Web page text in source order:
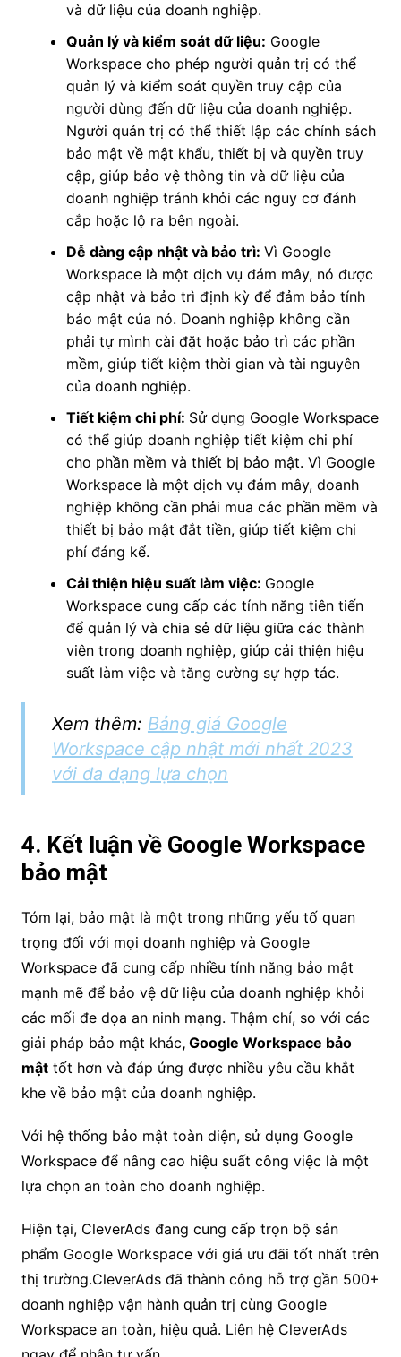
và dữ liệu của doanh nghiệp.
Quản lý và kiểm soát dữ liệu: Google
Workspace cho phép người quản trị có thể
quản lý và kiểm soát quyền truy cập của
người dùng đến dữ liệu của doanh nghiệp.
Người quản trị có thể thiết lập các chính sách
bảo mật về mật khẩu, thiết bị và quyền truy
cập, giúp bảo vệ thông tin và dữ liệu của
doanh nghiệp tránh khỏi các nguy cơ đánh
cắp hoặc lộ ra bên ngoài.
Dễ dàng cập nhật và bảo trì: Vì Google
Workspace là một dịch vụ đám mây, nó được
cập nhật và bảo trì định kỳ để đảm bảo tính
bảo mật của nó. Doanh nghiệp không cần
phải tự mình cài đặt hoặc bảo trì các phần
mềm, giúp tiết kiệm thời gian và tài nguyên
của doanh nghiệp.
Tiết kiệm chi phí: Sử dụng Google Workspace
có thể giúp doanh nghiệp tiết kiệm chi phí
cho phần mềm và thiết bị bảo mật. Vì Google
Workspace là một dịch vụ đám mây, doanh
nghiệp không cần phải mua các phần mềm và
thiết bị bảo mật đắt tiền, giúp tiết kiệm chi
phí đáng kể.
Cải thiện hiệu suất làm việc: Google
Workspace cung cấp các tính năng tiên tiến
để quản lý và chia sẻ dữ liệu giữa các thành
viên trong doanh nghiệp, giúp cải thiện hiệu
suất làm việc và tăng cường sự hợp tác.
Xem thêm: Bảng giá Google
Workspace cập nhật mới nhất 2023
với đa dạng lựa chọn
4. Kết luận về Google Workspace
bảo mật
Tóm lại, bảo mật là một trong những yếu tố quan
trọng đối với mọi doanh nghiệp và Google
Workspace đã cung cấp nhiều tính năng bảo mật
mạnh mẽ để bảo vệ dữ liệu của doanh nghiệp khỏi
các mối đe dọa an ninh mạng. Thậm chí, so với các
giải pháp bảo mật khác, Google Workspace bảo
mậttốt hơn và đáp ứng được nhiều yêu cầu khắt
khe về bảo mật của doanh nghiệp.
Với hệ thống bảo mật toàn diện, sử dụng Google
Workspace để nâng cao hiệu suất công việc là một
lựa chọn an toàn cho doanh nghiệp.
Hiện tại, CleverAds đang cung cấp trọn bộ sản
phẩm Google Workspace với giá ưu đãi tốt nhất trên
thị trường.CleverAds đã thành công hỗ trợ gần 500+
doanh nghiệp vận hành quản trị cùng Google
Workspace an toàn, hiệu quả. Liên hệ CleverAds